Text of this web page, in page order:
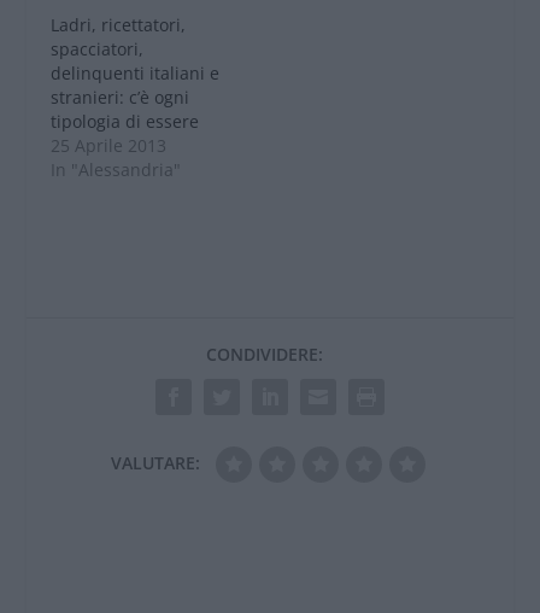
personale…
Ladri, ricettatori,
spacciatori,
delinquenti italiani e
stranieri: c’è ogni
tipologia di essere
umano nelle persone
che i Carabinieri di
25 Aprile 2013
In "Alessandria"
CONDIVIDERE:
VALUTARE: